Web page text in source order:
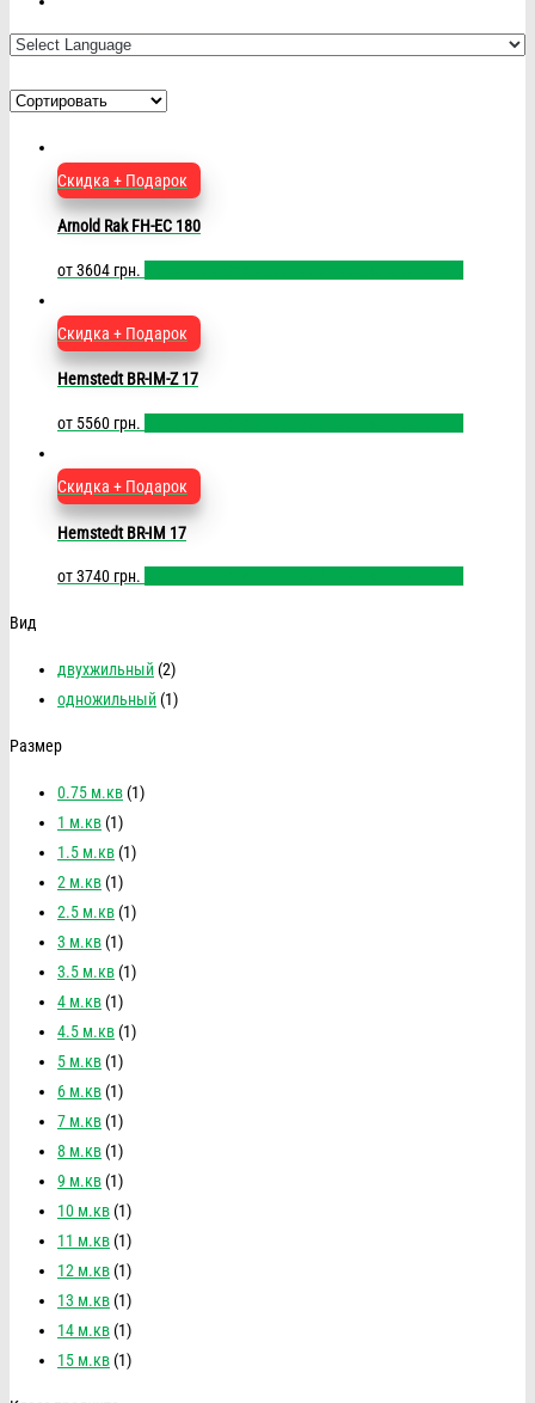
Скидка + Подарок
Arnold Rak FH-EC 180
от3604 грн.
Скидка + Подарок
Hemstedt BR-IM-Z 17
от 5560 грн.
Скидка + Подарок
Hemstedt BR-IM 17
от3740 грн.
Вид
двухжильный (2)
одножильный (1)
Размер
0.75 м.кв (1)
1 м.кв (1)
1.5 м.кв (1)
2 м.кв (1)
2.5 м.кв (1)
3 м.кв (1)
3.5 м.кв (1)
4 м.кв (1)
4.5 м.кв (1)
5 м.кв (1)
6 м.кв (1)
7 м.кв (1)
8 м.кв (1)
9 м.кв (1)
10 м.кв (1)
11 м.кв (1)
12 м.кв (1)
13 м.кв (1)
14 м.кв (1)
15 м.кв (1)